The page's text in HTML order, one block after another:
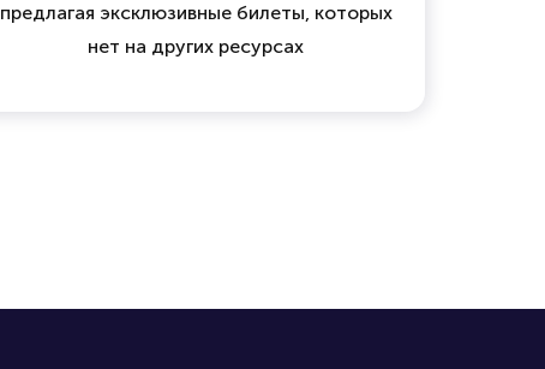
предлагая эксклюзивные билеты, которых
нет на других ресурсах